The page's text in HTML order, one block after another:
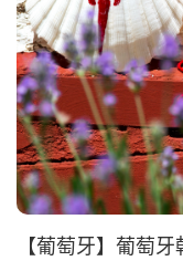
【葡萄牙】葡萄